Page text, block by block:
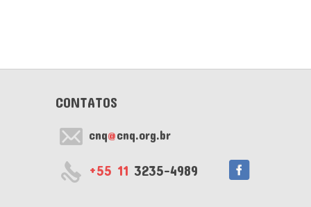
CONTATOS
cnq@cnq.org.br
+55 11 3235-4989